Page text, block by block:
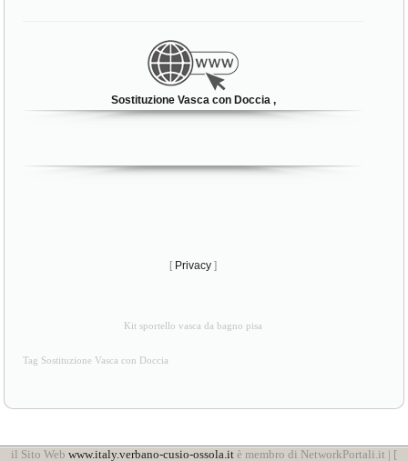
Sostituzione Vasca con Doccia ,
[ Privacy ]
Kit sportello vasca da bagno pisa
Tag Sostituzione Vasca con Doccia
il Sito Web www.italy.verbano-cusio-ossola.it è membro di NetworkPortali.it | [